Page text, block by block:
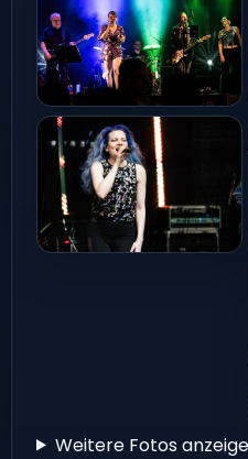
Weitere Fotos